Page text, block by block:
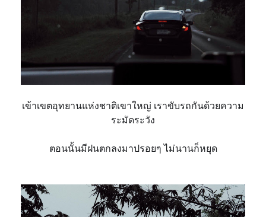
เข้าเขตอุทยานแห่งชาติเขาใหญ่ เราขับรถกันด้วยความ
ระมัดระวัง
ตอนนั้นมีฝนตกลงมาปรอยๆ ไม่นานก็หยุด